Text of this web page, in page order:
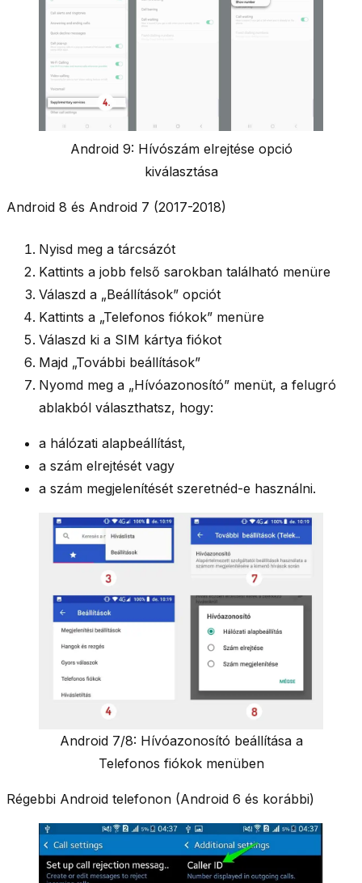
Android 9: Hívószám elrejtése opció
kiválasztása
Android 8 és Android 7 (2017-2018)
Nyisd meg a tárcsázót
Kattints a jobb felső sarokban található menüre
Válaszd a „Beállítások” opciót
Kattints a „Telefonos fiókok” menüre
Válaszd ki a SIM kártya fiókot
Majd „További beállítások”
Nyomd meg a „Hívóazonosító” menüt, a felugró
ablakból választhatsz, hogy:
a hálózati alapbeállítást,
a szám elrejtését vagy
a szám megjelenítését szeretnéd-e használni.
Android 7/8: Hívóazonosító beállítása a
Telefonos fiókok menüben
Régebbi Android telefonon (Android 6 és korábbi)